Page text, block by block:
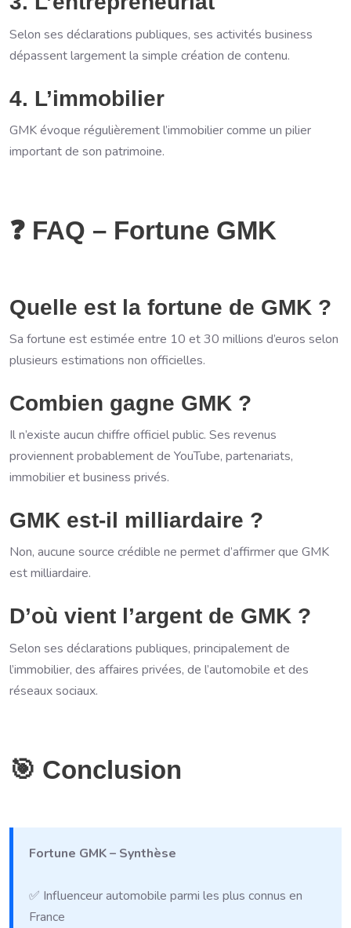
Selon ses déclarations publiques, ses activités business
dépassent largement la simple création de contenu.
4. L’immobilier
GMK évoque régulièrement l’immobilier comme un pilier
important de son patrimoine.
❓ FAQ – Fortune GMK
Quelle est la fortune de GMK ?
Sa fortune est estimée entre 10 et 30 millions d’euros selon
plusieurs estimations non officielles.
Combien gagne GMK ?
Il n’existe aucun chiffre officiel public. Ses revenus
proviennent probablement de YouTube, partenariats,
immobilier et business privés.
GMK est-il milliardaire ?
Non, aucune source crédible ne permet d’affirmer que GMK
est milliardaire.
D’où vient l’argent de GMK ?
Selon ses déclarations publiques, principalement de
l’immobilier, des affaires privées, de l’automobile et des
réseaux sociaux.
🎯 Conclusion
Fortune GMK – Synthèse
✅ Influenceur automobile parmi les plus connus en
France